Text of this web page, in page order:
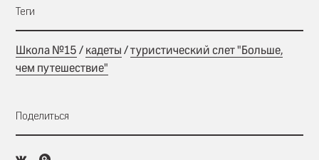
Теги
Школа №15 / кадеты /туристический слет "Больше,
чем путешествие"
Поделиться